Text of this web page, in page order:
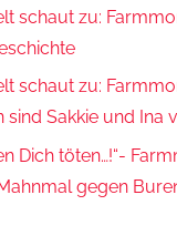
schaut zu:
schaut zu:
sind Sakkie und Ina
Dich töten…!“-
gegen